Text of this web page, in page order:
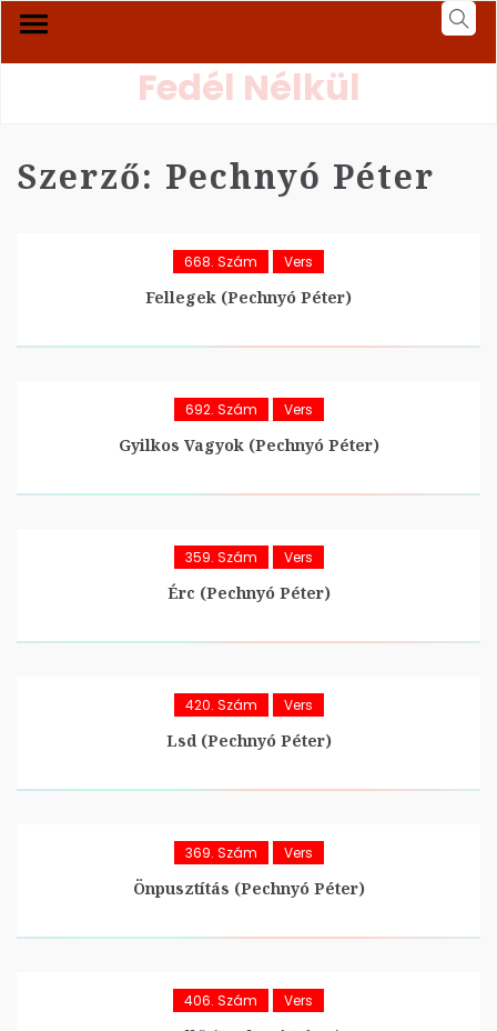
Fedél Nélkül
Szerző: Pechnyó Péter
668. Szám Vers
Fellegek (Pechnyó Péter)
692. Szám Vers
Gyilkos Vagyok (Pechnyó Péter)
359. Szám Vers
Érc (Pechnyó Péter)
420. Szám Vers
Lsd (Pechnyó Péter)
369. Szám Vers
Önpusztítás (Pechnyó Péter)
406. Szám Vers